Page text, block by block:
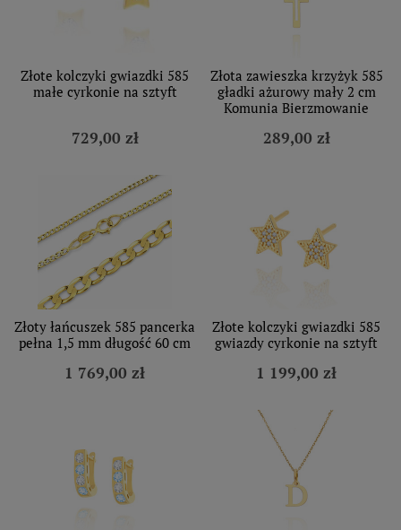
Złote kolczyki gwiazdki 585
małe cyrkonie na sztyft
729,00 zł
Złota zawieszka krzyżyk 585
gładki ażurowy mały 2 cm
Komunia Bierzmowanie
289,00 zł
Złoty łańcuszek 585 pancerka
pełna 1,5 mm długość 60 cm
1 769,00 zł
Złote kolczyki gwiazdki 585
gwiazdy cyrkonie na sztyft
1 199,00 zł